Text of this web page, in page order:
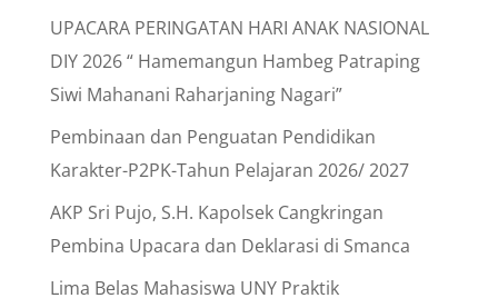
UPACARA PERINGATAN HARI ANAK NASIONAL
DIY 2026 “ Hamemangun Hambeg Patraping
Siwi Mahanani Raharjaning Nagari”
Pembinaan dan Penguatan Pendidikan
Karakter-P2PK-Tahun Pelajaran 2026/ 2027
AKP Sri Pujo, S.H. Kapolsek Cangkringan
Pembina Upacara dan Deklarasi di Smanca
Lima Belas Mahasiswa UNY Praktik